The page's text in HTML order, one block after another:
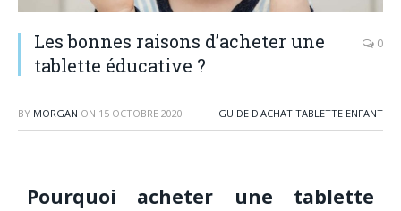
Les bonnes raisons d’acheter une
tablette éducative ?
0
BY MORGAN ON 15 OCTOBRE 2020 GUIDE D'ACHAT TABLETTE ENFANT
Pourquoi acheter une tablette